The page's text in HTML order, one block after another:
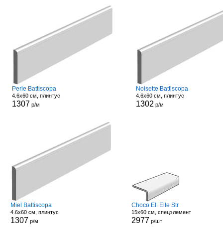
Perle Battiscopa
4.6x60 см, плинтус
1307 р/м
Noisette Battiscopa
4.6x60 см, плинтус
1302 р/м
Miel Battiscopa
4.6x60 см, плинтус
1307 р/м
Choco El. Elle Str
15x60 см, спецэлемент
2977 р/шт